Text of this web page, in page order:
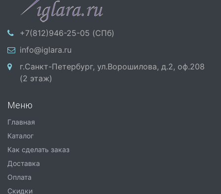
+7(812)946-25-05 (СПб)
info@iglara.ru
г.Санкт-Петербург, ул.Ворошилова, д.2, оф.208
(2 этаж)
Меню
Главная
Каталог
Как сделать заказ
Доставка
Оплата
Скидки